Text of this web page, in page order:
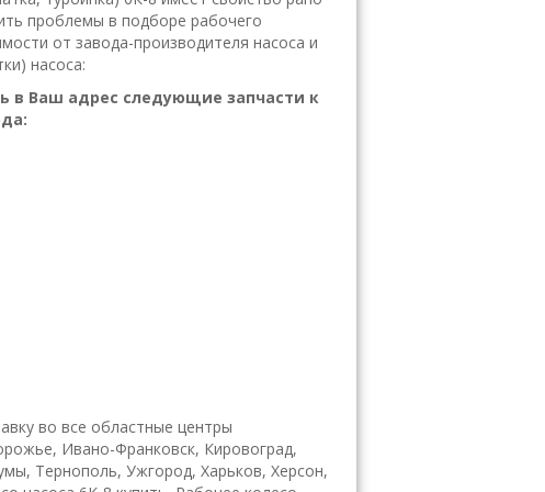
проблемы в подборе рабочего
от завода-производителя насоса и
насоса:
в Ваш адрес следующие запчасти к
во все областные центры
Ивано-Франковск, Кировоград,
Тернополь, Ужгород, Харьков, Херсон,